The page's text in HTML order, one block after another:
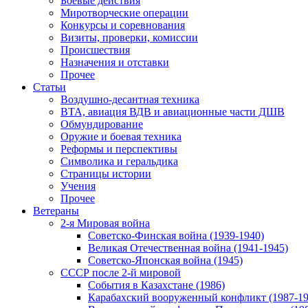
Миротворческие операции
Конкурсы и соревнования
Визиты, проверки, комиссии
Происшествия
Назначения и отставки
Прочее
Статьи
Воздушно-десантная техника
ВТА, авиация ВДВ и авиационные части ДШВ
Обмундирование
Оружие и боевая техника
Реформы и перспективы
Символика и геральдика
Страницы истории
Учения
Прочее
Ветераны
2-я Мировая война
Советско-Финская война (1939-1940)
Великая Отечественная война (1941-1945)
Советско-Японская война (1945)
СССР после 2-й мировой
События в Казахстане (1986)
Карабахский вооруженный конфликт (1987-